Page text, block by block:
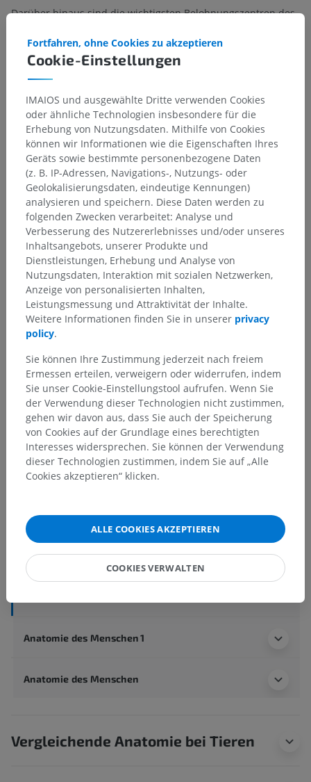
Darüber hinaus sind die wichtigsten Belohnungszentren des
angeordnet, das eine Rolle bei der Verstärkung von
überlebenswichtigen Verhaltensweisen – wie der
Nahrungsaufnahme – sowie bei der Verarbeitung von Freude
Kerndes Hypothalamus sind in diese Systeme eingebunden
und beeinflussen nicht nur das Ernährungsverhalten,
sondern auch die emotionalen Erfahrungen, die mit der
Nahrungsaufnahme und dem Sättigungsgefühl verbunden
sind. Diese doppelte Funktion unterstreicht die Bedeutung
des Hypothalamus im komplexen Zusammenspiel zwischen
physiologischen Bedürfnissen und emotionalem
Wohlbefinden.
Stimmt diese Übersetzung nicht ganz?
Referenzen
Guyton and Hall Textbook of Medical Physiology (13 edition)
Netter's Internal Medicine 2nd Edition
Anatomische Hierarchie
Anatomie des Menschen 2
Menschlicher Körper
Großhirn> Zwischenhirn> Hypothalamus>
Intermediärgebiet des Hypothalamus>
Ventromedialer Kern des Hypothalamus
Darunterliegende Strukturen:Für dieses anatomische
Anatomie des Menschen 1
Anatomie des Menschen
Vergleichende Anatomie bei Tieren
Cookie-Einstellungen
Fortfahren, ohne Cookies zu akzeptieren
IMAIOS und ausgewählte Dritte verwenden Cookies
oder ähnliche Technologien insbesondere für die
Erhebung von Nutzungsdaten. Mithilfe von Cookies
können wir Informationen wie die Eigenschaften Ihres
Geräts sowie bestimmte personenbezogene Daten
(z. B. IP-Adressen, Navigations-, Nutzungs- oder
Geolokalisierungsdaten, eindeutige Kennungen)
analysieren und speichern. Diese Daten werden zu
folgenden Zwecken verarbeitet: Analyse und
Verbesserung des Nutzererlebnisses und/oder unseres
Inhaltsangebots, unserer Produkte und
Dienstleistungen, Erhebung und Analyse von
Nutzungsdaten, Interaktion mit sozialen Netzwerken,
Anzeige von personalisierten Inhalten,
Leistungsmessung und Attraktivität der Inhalte.
Weitere Informationen finden Sie in unserer privacy
policy.
Sie können Ihre Zustimmung jederzeit nach freiem
Ermessen erteilen, verweigern oder widerrufen, indem
Sie unser Cookie-Einstellungstool aufrufen. Wenn Sie
der Verwendung dieser Technologien nicht zustimmen,
gehen wir davon aus, dass Sie auch der Speicherung
von Cookies auf der Grundlage eines berechtigten
Interesses widersprechen. Sie können der Verwendung
dieser Technologien zustimmen, indem Sie auf „Alle
Cookies akzeptieren“ klicken.
ALLE COOKIES AKZEPTIEREN
COOKIES VERWALTEN